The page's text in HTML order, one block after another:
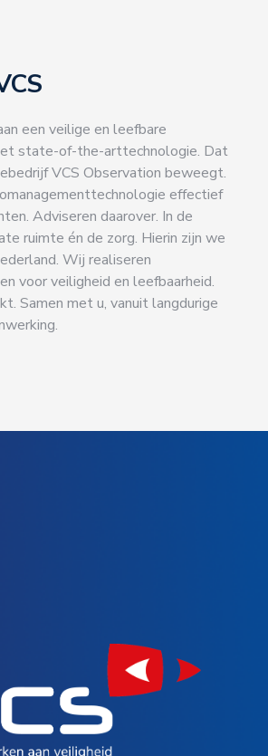
een veilige en leefbare
state-of-the-arttechnologie. Dat
VCS Observation beweegt.
effectief
Adviseren daarover. In de
ruimte én de zorg. Hierin zijn we
Wij realiseren
voor veiligheid en leefbaarheid.
Samen met u, vanuit langdurige